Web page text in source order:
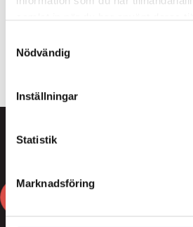
Nödvändig
Inställningar
Statistik
Marknadsföring
välja och vraka! Du blir enkelt
DU KANSKE GILLAR
3